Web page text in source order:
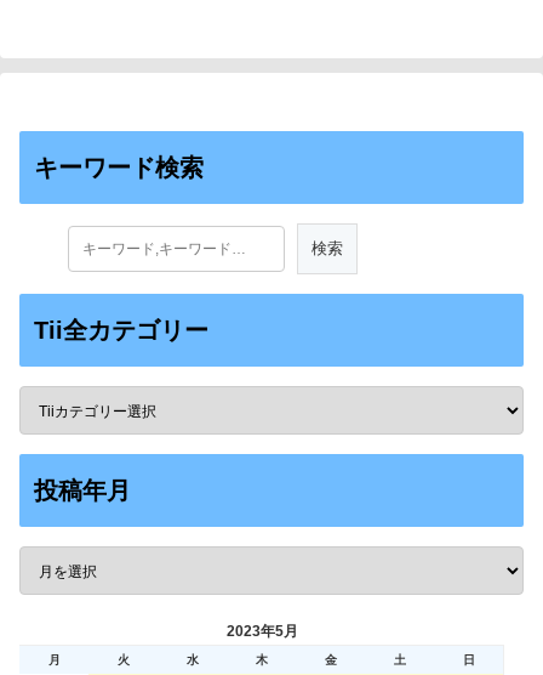
キーワード検索
Tii全カテゴリー
投稿年月
2023年5月
月 火 水 木 金 土
日